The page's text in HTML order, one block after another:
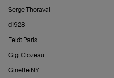
Serge Thoraval
d1928
Feidt Paris
Gigi Clozeau
Ginette NY